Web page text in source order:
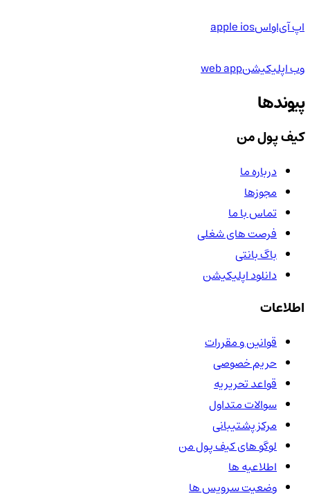
اپ آی‌او‌اسapple ios
وب اپلیکیشنweb app
پیوندها
کیف پول من
درباره ما
مجوزها
تماس با ما
فرصت های شغلی
باگ بانتی
دانلود اپلیکیشن
اطلاعات
قوانین و مقررات
حریم خصوصی
قواعد تحریریه
سوالات متداول
مرکز پشتیبانی
لوگو های کیف پول من
اطلاعیه ها
وضعیت سرویس ها